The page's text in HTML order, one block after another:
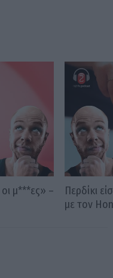
μ***ες» –
Περδίκι
με τον